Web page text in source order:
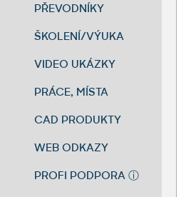
PŘEVODNÍKY
ŠKOLENÍ/VÝUKA
VIDEO UKÁZKY
PRÁCE, MÍSTA
CAD PRODUKTY
WEB ODKAZY
PROFI PODPORA ⓘ